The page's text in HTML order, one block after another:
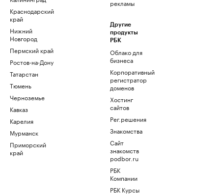
Краснодарский
край
Нижний
Новгород
Пермский край
Ростов-на-Дону
Татарстан
Тюмень
Черноземье
Кавказ
Карелия
Мурманск
Приморский
край
рекламы
Другие
продукты
РБК
Облако для
бизнеса
Корпоративный
регистратор
доменов
Хостинг
сайтов
Рег.решения
Знакомства
Сайт
знакомств
podbor.ru
РБК
Компании
РБК Курсы